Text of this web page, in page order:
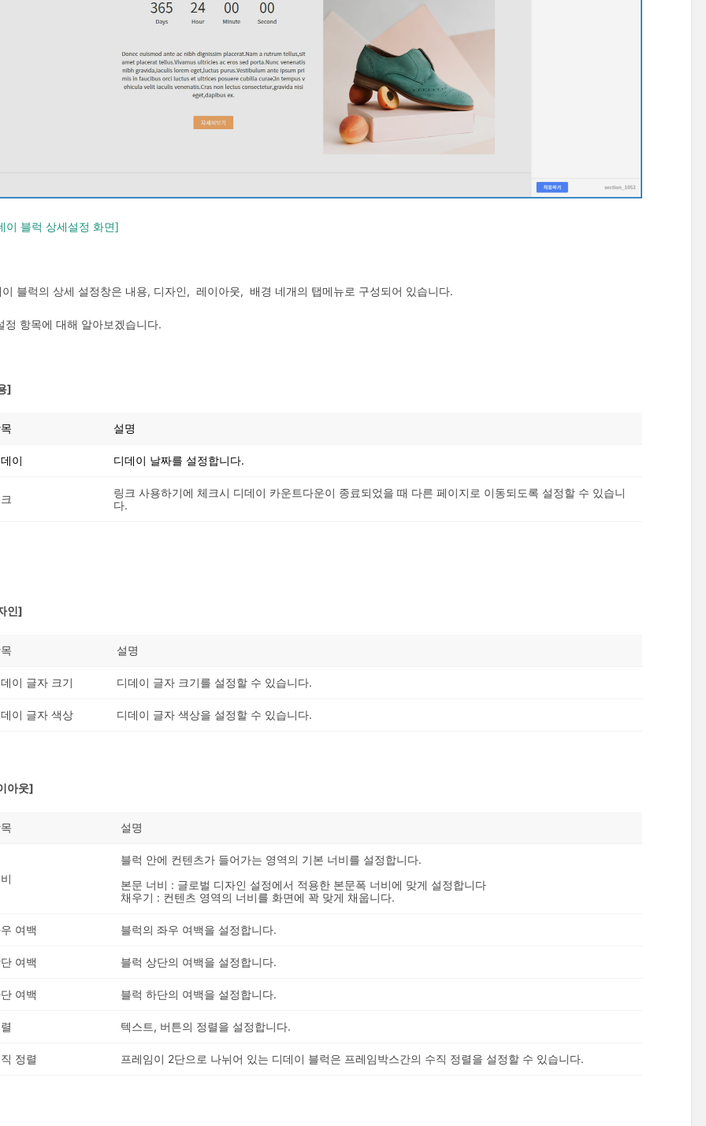
이 블럭 상세설정 화면]
이 블럭의 상세 설정창은 내용, 디자인, 레이아웃, 배경 네개의 탭메뉴로 구성되어 있습니다.
정 항목에 대해 알아보겠습니다.
]
설명
이 디데이 날짜를 설정합니다.
링크 사용하기에 체크시 디데이 카운트다운이 종료되었을 때 다른 페이지로 이동되도록 설정할 수 있습니
다.
인]
설명
이 글자 크기 디데이 글자 크기를 설정할 수 있습니다.
이 글자 색상 디데이 글자 색상을 설정할 수 있습니다.
아웃]
설명
블럭 안에 컨텐츠가 들어가는 영역의 기본 너비를 설정합니다.
본문 너비 : 글로벌 디자인 설정에서 적용한 본문폭 너비에 맞게 설정합니다
채우기 : 컨텐츠 영역의 너비를 화면에 꽉 맞게 채웁니다.
여백 블럭의 좌우 여백을 설정합니다.
여백 블럭 상단의 여백을 설정합니다.
여백 블럭 하단의 여백을 설정합니다.
텍스트, 버튼의 정렬을 설정합니다.
정렬 프레임이 2단으로 나뉘어 있는 디데이 블럭은 프레임박스간의 수직 정렬을 설정할 수 있습니다.